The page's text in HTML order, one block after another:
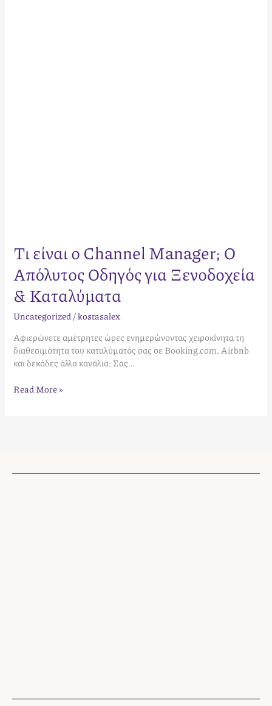
Τι είναι ο Channel Manager; Ο
Απόλυτος Οδηγός για Ξενοδοχεία
& Καταλύματα
Uncategorized/kostasalex
Αφιερώνετε αμέτρητες ώρες ενημερώνοντας χειροκίνητα τη
διαθεσιμότητα του καταλύματός σας σε Booking.com, Airbnb
και δεκάδες άλλα κανάλια; Σας…
Read More »